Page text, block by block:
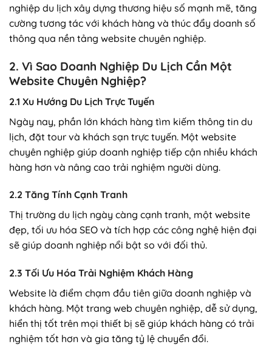
nghiệp du lịch xây dựng thương hiệu số mạnh mẽ, tăng
cường tương tác với khách hàng và thúc đẩy doanh số
thông qua nền tảng website chuyên nghiệp.
2. Vì Sao Doanh Nghiệp Du Lịch Cần Một
Website Chuyên Nghiệp?
2.1 Xu Hướng Du Lịch Trực Tuyến
Ngày nay, phần lớn khách hàng tìm kiếm thông tin du
lịch, đặt tour và khách sạn trực tuyến. Một website
chuyên nghiệp giúp doanh nghiệp tiếp cận nhiều khách
hàng hơn và nâng cao trải nghiệm người dùng.
2.2 Tăng Tính Cạnh Tranh
Thị trường du lịch ngày càng cạnh tranh, một website
đẹp, tối ưu hóa SEO và tích hợp các công nghệ hiện đại
sẽ giúp doanh nghiệp nổi bật so với đối thủ.
2.3 Tối Ưu Hóa Trải Nghiệm Khách Hàng
Website là điểm chạm đầu tiên giữa doanh nghiệp và
khách hàng. Một trang web chuyên nghiệp, dễ sử dụng,
hiển thị tốt trên mọi thiết bị sẽ giúp khách hàng có trải
nghiệm tốt hơn và gia tăng tỷ lệ chuyển đổi.